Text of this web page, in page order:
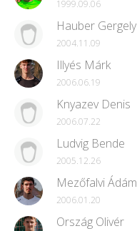
1999.09.06
Hauber Gergely
2004.11.09
Illyés Márk
2006.06.19
Knyazev Denis
2006.07.22
Ludvig Bende
2005.12.26
Mezőfalvi Ádám
2006.01.20
Ország Olivér